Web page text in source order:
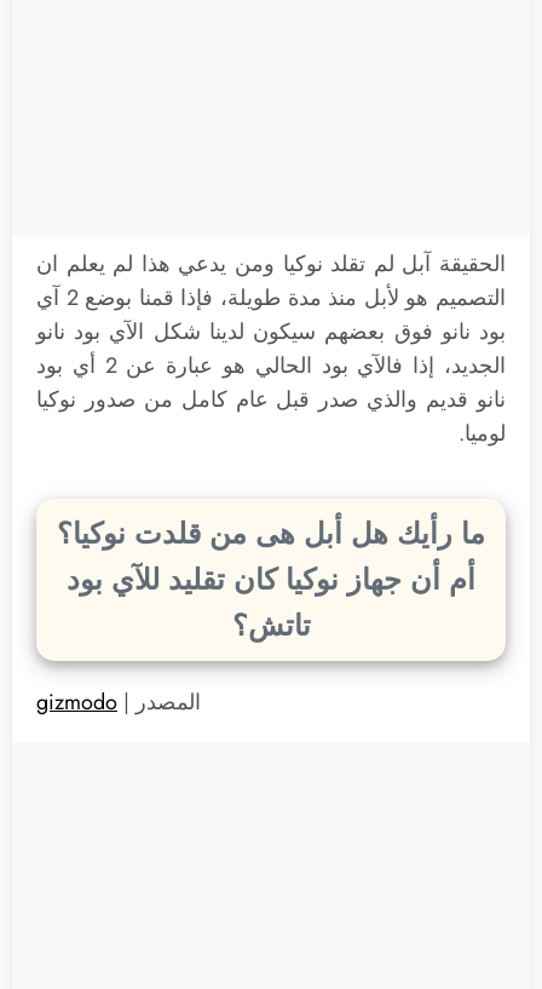
الحقيقة آبل لم تقلد نوكيا ومن يدعي هذا لم يعلم ان
التصميم هو لأبل منذ مدة طويلة، فإذا قمنا بوضع 2 آي
بود نانو فوق بعضهم سيكون لدينا شكل الآي بود نانو
الجديد، إذا فالآي بود الحالي هو عبارة عن 2 أي بود
نانو قديم والذي صدر قبل عام كامل من صدور نوكيا
لوميا.
ما رأيك هل أبل هى من قلدت نوكيا؟
أم أن جهاز نوكيا كان تقليد للآي بود
تاتش؟
المصدر | gizmodo